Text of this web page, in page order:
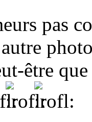
pas
être